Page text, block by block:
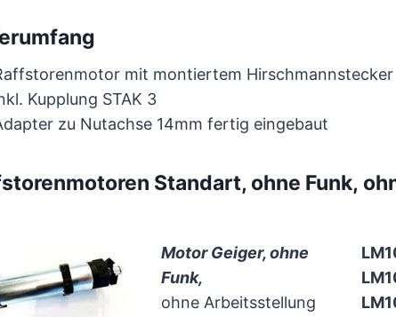
mit montiertem Hirschmannstecker
Kupplung STAK 3
zu Nutachse 14mm fertig eingebaut
Standart, ohne Funk,
Motor Geiger, ohne
Funk,
ohne Arbeitsstellung